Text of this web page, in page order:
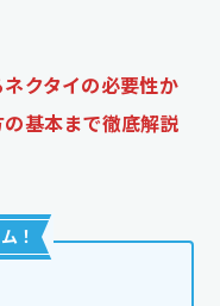
クタイの必要性か
基本まで徹底解説
！